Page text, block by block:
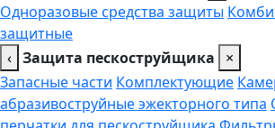
Одноразовые средства защиты
защитные
‹ Защита пескоструйщика
×
Запасные части Комплектующие
абразивоструйные эжекторного типа